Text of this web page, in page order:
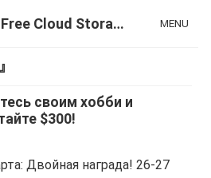
TeraBox Blog | 1TB Free Cloud Storage & All-in-One AI Space MENU
своим хобби и
$300!
Двойная награда! 26-27